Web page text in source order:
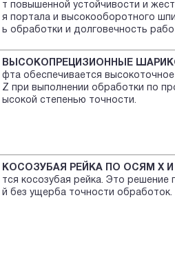
т повышенной устойчивости и
я портала и высокооборотного
ь обработки и долговечность
ВЫСОКОПРЕЦИЗИОННЫЕ
фта обеспечивается
Z при выполнении обработки по
ысокой степенью точности.
КОСОЗУБАЯ РЕЙКА ПО ОСЯМ Х
тся косозубая рейка. Это решение
й без ущерба точности обработок.